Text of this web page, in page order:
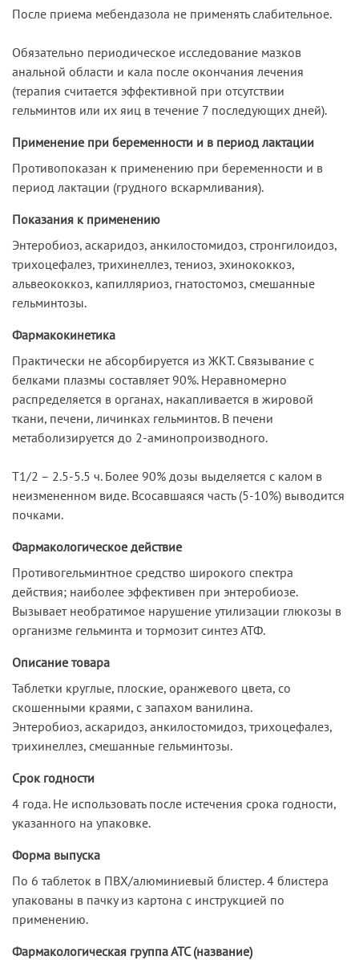
После приема мебендазола не применять слабительное.
Обязательно периодическое исследование мазков
анальной области и кала после окончания лечения
(терапия считается эффективной при отсутствии
гельминтов или их яиц в течение 7 последующих дней).
Применение при беременности и в период лактации
Противопоказан к применению при беременности и в
период лактации (грудного вскармливания).
Показания к применению
Энтеробиоз, аскаридоз, анкилостомидоз, стронгилоидоз,
трихоцефалез, трихинеллез, тениоз, эхинококкоз,
альвеококкоз, капилляриоз, гнатостомоз, смешанные
гельминтозы.
Фармакокинетика
Практически не абсорбируется из ЖКТ. Связывание с
белками плазмы составляет 90%. Неравномерно
распределяется в органах, накапливается в жировой
ткани, печени, личинках гельминтов. В печени
метаболизируется до 2-аминопроизводного.
T1/2 – 2.5-5.5 ч. Более 90% дозы выделяется с калом в
неизмененном виде. Всосавшаяся часть (5-10%) выводится
почками.
Фармакологическое действие
Противогельминтное средство широкого спектра
действия; наиболее эффективен при энтеробиозе.
Вызывает необратимое нарушение утилизации глюкозы в
организме гельминта и тормозит синтез АТФ.
Описание товара
Таблетки круглые, плоские, оранжевого цвета, со
скошенными краями, с запахом ванилина.
Энтеробиоз, аскаридоз, анкилостомидоз, трихоцефалез,
трихинеллез, смешанные гельминтозы.
Срок годности
4 года. Не использовать после истечения срока годности,
указанного на упаковке.
Форма выпуска
По 6 таблеток в ПВХ/алюминиевый блистер. 4 блистера
упакованы в пачку из картона с инструкцией по
применению.
Фармакологическая группа АТС (название)